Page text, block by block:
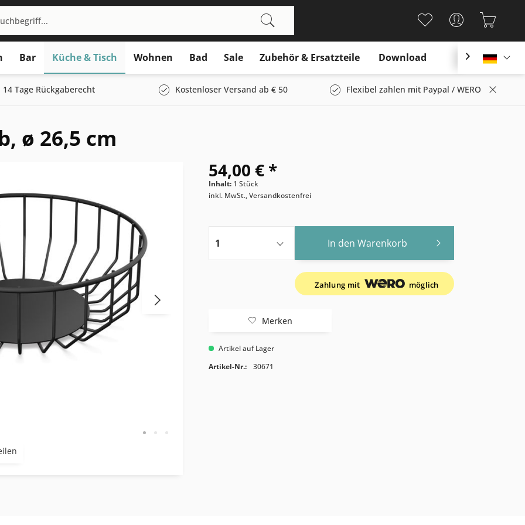
Bar Küche & Tisch Wohnen Bad Sale Zubehör & Ersatzteile Download 
14 Tage Rückgaberecht Kostenloser Versand ab € 50 Flexibel zahlen mit Paypal / WERO
ø 26,5 cm
54,00 € *
Inhalt: 1 Stück
inkl. MwSt., Versandkostenfrei
In den Warenkorb
Zahlung mit möglich
Merken
Artikel auf Lager
Artikel-Nr.:
30671